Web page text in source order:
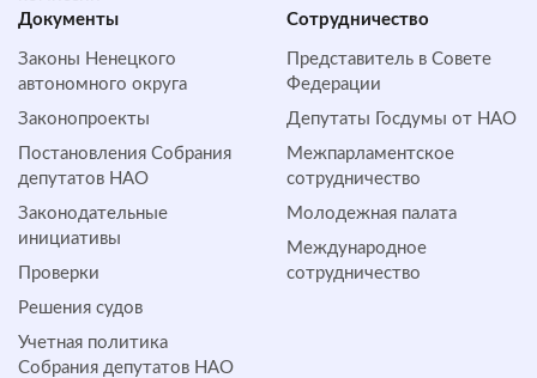
Документы
Законы Ненецкого
автономного округа
Законопроекты
Постановления Собрания
депутатов НАО
Законодательные
инициативы
Проверки
Решения судов
Учетная политика
Собрания депутатов НАО
Сотрудничество
Представитель в Совете
Федерации
Депутаты Госдумы от НАО
Межпарламентское
сотрудничество
Молодежная палата
Международное
сотрудничество